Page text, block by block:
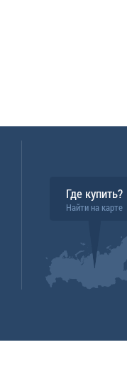
Где купить?
Найти на карте